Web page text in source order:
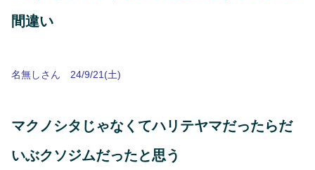
間違い
名無しさん 24/9/21(土)
マクノシタじゃなくてハリテヤマだったらだ
いぶクソジムだったと思う